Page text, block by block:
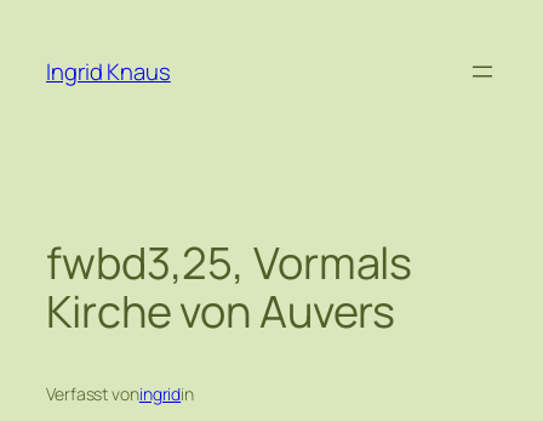
springen
Ingrid Knaus
fwbd3,25, Vormals
Kirche von Auvers
Verfasst voningridin